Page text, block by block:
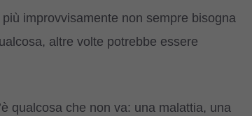
improvvisamente non sempre bisogna
altre volte potrebbe essere
qualcosa che non va: una malattia, una